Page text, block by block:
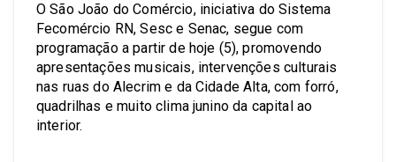
O São João do Comércio, iniciativa do Sistema
Fecomércio RN, Sesc e Senac, segue com
programação a partir de hoje (5), promovendo
apresentações musicais, intervenções culturais
nas ruas do Alecrim e da Cidade Alta, com forró,
quadrilhas e muito clima junino da capital ao
interior.